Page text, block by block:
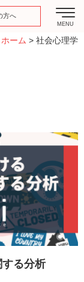
MENU
方へ
ホーム > 社会心理学
る分析